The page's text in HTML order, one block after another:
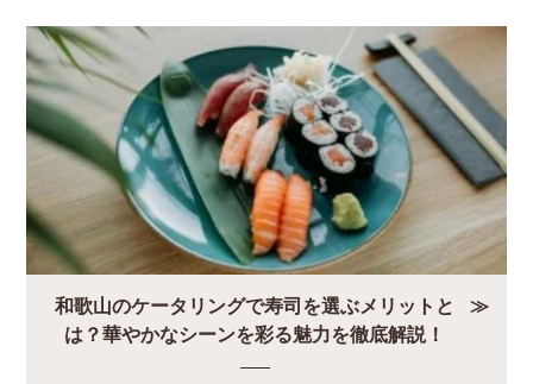
和歌山のケータリングで寿司を選ぶメリットと
は？華やかなシーンを彩る魅力を徹底解説！